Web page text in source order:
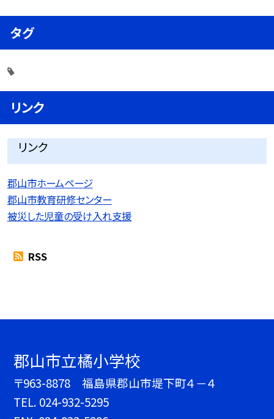
タグ
リンク
リンク
郡山市ホームページ
郡山市教育研修センター
被災した児童の受け入れ支援
RSS
郡山市立橘小学校
〒963-8878 福島県郡山市堤下町４－４
TEL. 024-932-5295